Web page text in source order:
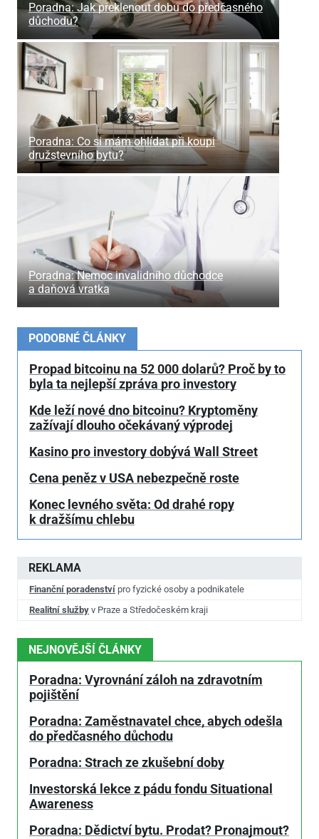
Poradna: Jak překlenout dobu do předčasného
důchodu?
Poradna: Co si mám ohlídat při koupi
družstevního bytu?
Poradna: Nemoc invalidního důchodce
a daňová vratka
REKLAMA
Finanční poradenství pro fyzické osoby a podnikatele
Realitní služby v Praze a Středočeském kraji
NEJNOVĚJŠÍ ČLÁNKY
Poradna: Vyrovnání záloh na zdravotním
pojištění
Poradna: Zaměstnavatel chce, abych odešla
do předčasného důchodu
Poradna: Strach ze zkušební doby
Investorská lekce z pádu fondu Situational
Awareness
Poradna: Dědictví bytu. Prodat? Pronajmout?
PODOBNÉ ČLÁNKY
Propad bitcoinu na 52 000 dolarů? Proč by to
byla ta nejlepší zpráva pro investory
Kde leží nové dno bitcoinu? Kryptoměny
zažívají dlouho očekávaný výprodej
Kasino pro investory dobývá Wall Street
Cena peněz v USA nebezpečně roste
Konec levného světa: Od drahé ropy
k dražšímu chlebu